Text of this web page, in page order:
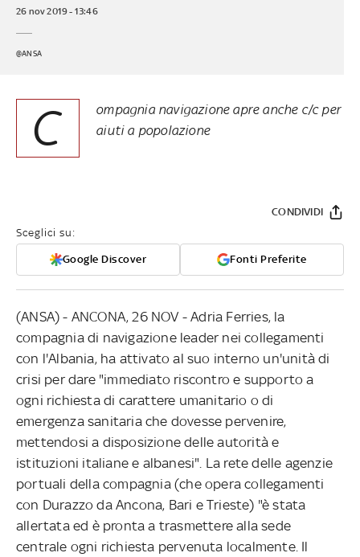
26 nov 2019 - 13:46
@ANSA
C
ompagnia navigazione apre anche c/c per
aiuti a popolazione
Sceglici su:
Google Discover Fonti Preferite
CONDIVIDI
(ANSA) - ANCONA, 26 NOV - Adria Ferries, la
compagnia di navigazione leader nei collegamenti
con l'Albania, ha attivato al suo interno un'unità di
crisi per dare "immediato riscontro e supporto a
ogni richiesta di carattere umanitario o di
emergenza sanitaria che dovesse pervenire,
mettendosi a disposizione delle autorità e
istituzioni italiane e albanesi". La rete delle agenzie
portuali della compagnia (che opera collegamenti
con Durazzo da Ancona, Bari e Trieste) "è stata
allertata ed è pronta a trasmettere alla sede
centrale ogni richiesta pervenuta localmente. Il